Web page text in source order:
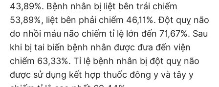
43,89%. Bệnh nhân bị liệt bên trái chiếm
53,89%, liệt bên phải chiếm 46,11%. Đột quỵ não
do nhồi máu não chiếm tỉ lệ lớn đến 71,67%. Sau
khi bị tai biến bệnh nhân được đưa đến viện
chiếm 63,33%. Tỉ lệ bệnh nhân bị đột quỵ não
được sử dụng kết hợp thuốc đông y và tây y